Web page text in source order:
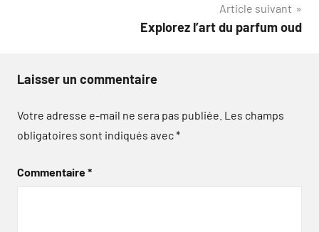
Article suivant
Explorez l’art du parfum oud
Laisser un commentaire
Votre adresse e-mail ne sera pas publiée. Les champs
obligatoires sont indiqués avec*
Commentaire*